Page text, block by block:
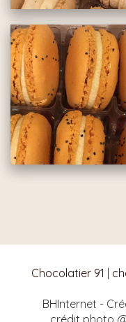
Chocolatier 91
BHInternet -
crédit photo